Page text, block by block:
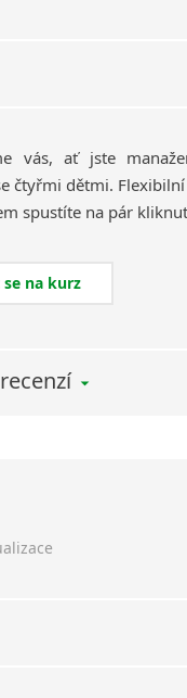
vás, ať jste
čtyřmi dětmi.
na kurz